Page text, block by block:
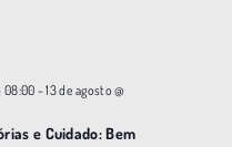
08:00 -13 de agosto @
e Cuidado: Bem